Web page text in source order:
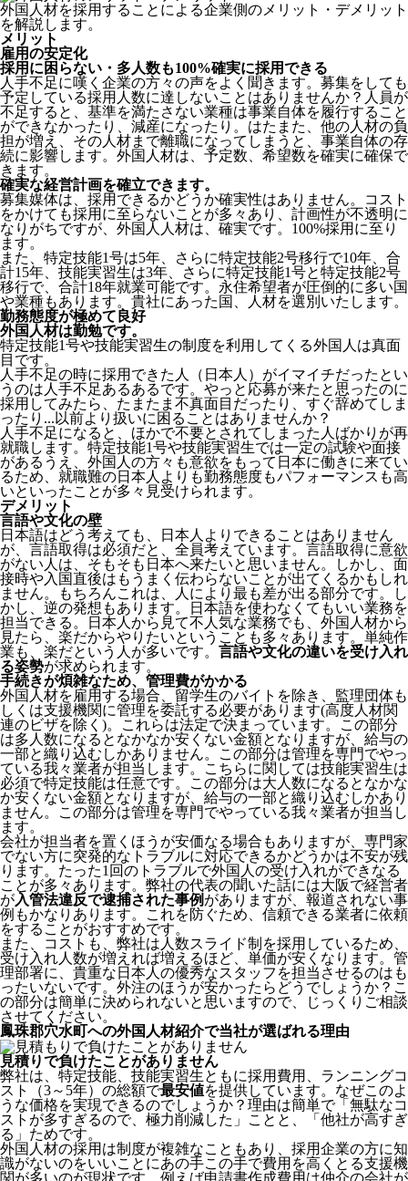
外国人材を採用することによる企業側のメリット・デメリット
を解説します。
メリット
雇用の安定化
採用に困らない・多人数も100%確実に採用できる
人手不足に嘆く企業の方々の声をよく聞きます。募集をしても
予定している採用人数に達しないことはありませんか？人員が
不足すると、基準を満たさない業種は事業自体を履行すること
ができなかったり、減産になったり。はたまた、他の人材の負
担が増え、その人材まで離職になってしまうと、事業自体の存
続に影響します。 外国人材は、予定数、希望数を確実に確保で
きます。
確実な経営計画を確立できます。
募集媒体は、採用できるかどうか確実性はありません。コスト
をかけても採用に至らないことが多々あり、計画性が不透明に
なりがちですが、外国人人材は、確実です。100%採用に至り
ます。
また、特定技能1号は5年、さらに特定技能2号移行で10年、合
計15年、技能実習生は3年、さらに特定技能1号と特定技能2号
移行で、合計18年就業可能です。永住希望者が圧倒的に多い国
や業種もあります。貴社にあった国、人材を選別いたします。
勤務態度が極めて良好
外国人材は勤勉です。
特定技能1号や技能実習生の制度を利用してくる外国人は真面
目 です。
人手不足の時に採用できた人（日本人）がイマイチだったとい
うのは人手不足あるあるです。やっと応募が来たと思ったのに
採用してみたら、たまたま不真面目だったり、すぐ辞めてしま
ったり...以前より扱いに困ることはありませんか？
人手不足になると、ほかで不要とされてしまった人ばかりが再
就職します。特定技能1号や技能実習生では一定の試験や面接
があるうえ、外国人の方々も意欲をもって日本に働きに来てい
るため、就職難の日本人よりも勤務態度もパフォーマンスも高
いといったことが多々見受けられます。
デメリット
言語や文化の壁
日本語はどう考えても、日本人よりできることはありません
が、言語取得は必須だと、全員考えています。言語取得に意欲
がない人は、そもそも日本へ来たいと思いません。しかし、面
接時や入国直後はもうまく伝わらないことが出てくるかもしれ
ません。
もちろんこれは、人により最も差が出る部分です。し
かし、逆の発想もあります。日本語を使わなくてもいい業務を
担当できる。日本人から見て不人気な業務でも、外国人材から
見たら、楽だからやりたいということも多々あります。単純作
業も、楽だという人が多いです。 言語や文化の違いを受け入れ
る姿勢が求められます。
手続きが煩雑なため、管理費がかかる
外国人材を雇用する場合、留学生のバイトを除き、 監理団体も
しくは支援機関に管理を委託する必要があります(高度人材関
連のビザを除く)。これらは法定で決まっています。この部分
は多人数になるとなかなか安くない金額となりますが、給与の
一部と織り込むしかありません。この部分は管理を専門でやっ
ている我々業者が担当します。こちらに関しては技能実習生は
必須で特定技能は任意です。この部分は大人数になるとなかな
か安くない金額となりますが、給与の一部と織り込むしかあり
ません。この部分は管理を専門でやっている我々業者が担当し
ます。
会社が担当者を置くほうが安価なる場合もありますが、専門家
でない方に突発的なトラブルに対応できるかどうかは不安が残
ります。たった1回のトラブルで外国人の受け入れができなる
ことが多々あります。弊社の代表の聞いた話には大阪で経営者
が入管法違反で逮捕された事例 がありますが、報道されない事
例もかなりあります。これを防ぐため、信頼できる業者に依頼
をすることがおすすめです。
また、コストも、弊社は人数スライド制を採用しているため、
受け入れ人数が増えれば増えるほど、単価が安くなります。管
理部署に、貴重な日本人の優秀なスタッフを担当させるのはも
ったいないです。外注のほうが安かったらどうでしょうか？こ
の部分は簡単に決められないと思いますので、じっくりご相談
させてください。
鳳珠郡穴水町への外国人材紹介で当社が選ばれる理由
見積りで負けたことがありません
弊社は、特定技能、技能実習生ともに採用費用、ランニングコ
スト（3～5年）の総額で最安値を提供しています。なぜこのよ
うな価格を実現できるのでしょうか？理由は簡単で「無駄なコ
ストが多すぎるので、極力削減した」ことと、
「他社が高すぎ
る」 ためです。
外国人材の採用は制度が複雑なこともあり、採用企業の方に知
識がないのをいいことにあの手この手で費用を高くとる支援機